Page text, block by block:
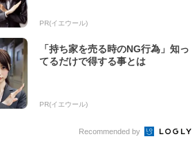
PR(イエウール)
「持ち家を売る時のNG行為」知っ
てるだけで得する事とは
PR(イエウール)
Recommended by